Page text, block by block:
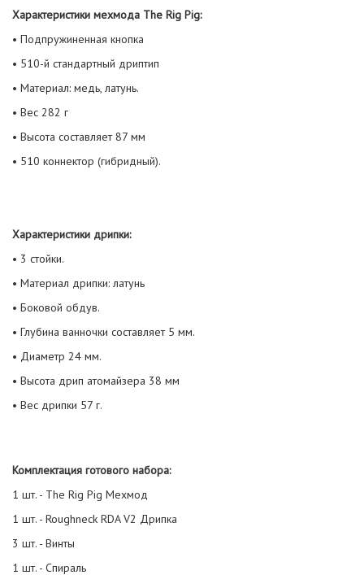
Характеристики мехмода The Rig Pig:
• Подпружиненная кнопка
• 510-й стандартный дриптип
• Материал: медь, латунь.
• Вес 282 г
• Высота составляет 87 мм
• 510 коннектор (гибридный).
Характеристики дрипки:
• 3 стойки.
• Материал дрипки: латунь
• Боковой обдув.
• Глубина ванночки составляет 5 мм.
• Диаметр 24 мм.
• Высота дрип атомайзера 38 мм
• Вес дрипки 57 г.
Комплектация готового набора:
1 шт. - The Rig Pig Мехмод
1 шт. - Roughneck RDA V2 Дрипка
3 шт. - Винты
1 шт. - Спираль